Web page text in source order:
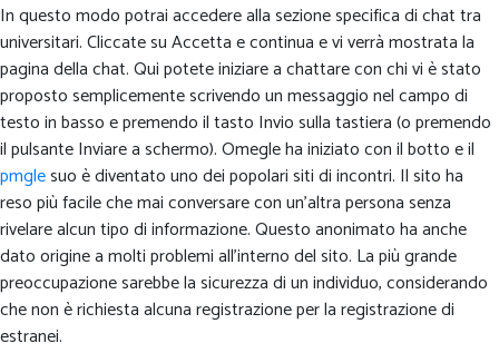
In questo modo potrai accedere alla sezione specifica di chat tra
universitari. Cliccate su Accetta e continua e vi verrà mostrata la
pagina della chat. Qui potete iniziare a chattare con chi vi è stato
proposto semplicemente scrivendo un messaggio nel campo di
testo in basso e premendo il tasto Invio sulla tastiera (o premendo
il pulsante Inviare a schermo). Omegle ha iniziato con il botto e il
pmglesuo è diventato uno dei popolari siti di incontri. Il sito ha
reso più facile che mai conversare con un’altra persona senza
rivelare alcun tipo di informazione. Questo anonimato ha anche
dato origine a molti problemi all’interno del sito. La più grande
preoccupazione sarebbe la sicurezza di un individuo, considerando
che non è richiesta alcuna registrazione per la registrazione di
estranei.